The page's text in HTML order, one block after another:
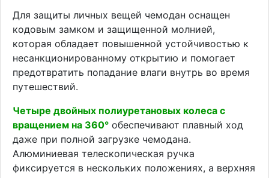
Для защиты личных вещей чемодан оснащен
кодовым замком и защищенной молнией,
которая обладает повышенной устойчивостью к
несанкционированному открытию и помогает
предотвратить попадание влаги внутрь во время
путешествий.
Четыре двойных полиуретановых колеса с
вращением на 360° обеспечивают плавный ход
даже при полной загрузке чемодана.
Алюминиевая телескопическая ручка
фиксируется в нескольких положениях, а верхняя